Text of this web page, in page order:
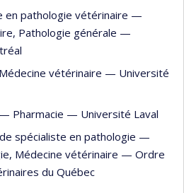
en pathologie vétérinaire —
, Pathologie générale —
Médecine vétérinaire — Université
Pharmacie — Université Laval
spécialiste en pathologie —
, Médecine vétérinaire — Ordre
du Québec